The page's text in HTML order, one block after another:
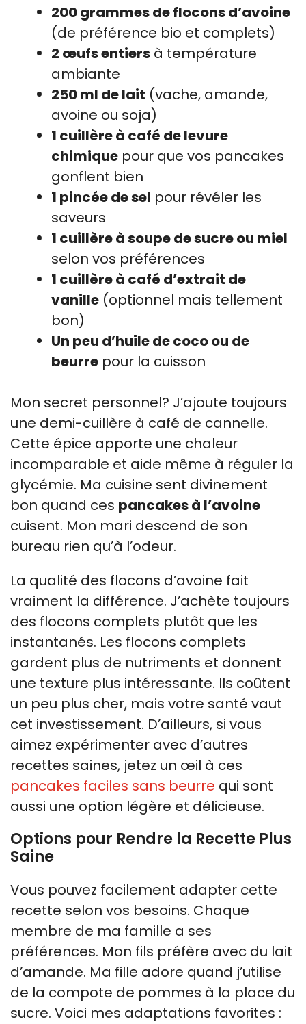
200 grammes de flocons d’avoine
(de préférence bio et complets)
2 œufs entiers à température
ambiante
250 ml de lait (vache, amande,
avoine ou soja)
1 cuillère à café de levure
chimique pour que vos pancakes
gonflent bien
1 pincée de sel pour révéler les
saveurs
1 cuillère à soupe de sucre ou miel
selon vos préférences
1 cuillère à café d’extrait de
vanille (optionnel mais tellement
bon)
Un peu d’huile de coco ou de
beurre pour la cuisson
Mon secret personnel? J’ajoute toujours
une demi-cuillère à café de cannelle.
Cette épice apporte une chaleur
incomparable et aide même à réguler la
glycémie. Ma cuisine sent divinement
bon quand ces pancakes à l’avoine
cuisent. Mon mari descend de son
bureau rien qu’à l’odeur.
La qualité des flocons d’avoine fait
vraiment la différence. J’achète toujours
des flocons complets plutôt que les
instantanés. Les flocons complets
gardent plus de nutriments et donnent
une texture plus intéressante. Ils coûtent
un peu plus cher, mais votre santé vaut
cet investissement. D’ailleurs, si vous
aimez expérimenter avec d’autres
recettes saines, jetez un œil à ces
pancakes faciles sans beurre qui sont
aussi une option légère et délicieuse.
Options pour Rendre la Recette Plus
Saine
Vous pouvez facilement adapter cette
recette selon vos besoins. Chaque
membre de ma famille a ses
préférences. Mon fils préfère avec du lait
d’amande. Ma fille adore quand j’utilise
de la compote de pommes à la place du
sucre. Voici mes adaptations favorites :